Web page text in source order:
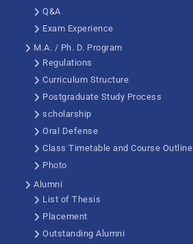
Q&A
Exam Experience
M.A. / Ph. D. Program
Regulations
Curriculum Structure
Postgraduate Study Process
scholarship
Oral Defense
Class Timetable and Course Outline
Photo
Alumni
List of Thesis
Placement
Outstanding Alumni